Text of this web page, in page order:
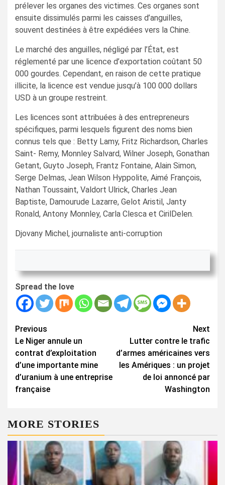
prélever les organes des victimes. Ces organes sont
ensuite dissimulés parmi les caisses d’anguilles,
souvent destinées à être expédiées vers la Chine.
Le marché des anguilles, négligé par l’État, est
réglementé par une licence d’exportation coûtant 50
000 gourdes. Cependant, en raison de cette pratique
illicite, la licence est vendue jusqu’à 100 000 dollars
USD à un groupe restreint.
Les licences sont attribuées à des entrepreneurs
spécifiques, parmi lesquels figurent des noms bien
connus tels que : Betty Lamy, Fritz Richardson, Charles
Saint- Remy, Monnley Salvard, Wilner Joseph, Gonathan
Getant, Guyto Joseph, Frantz Fontaine, Alain Simon,
Serge Delmas, Jean Wilson Hyppolite, Aimé François,
Nathan Toussaint, Valdort Ulrick, Charles Jean
Baptiste, Damourude Lazarre, Gelot Aristil, Janty
Ronald, Antony Monnley, Carla Clesca et CirilDelen.
Djovany Michel, journaliste anti-corruption
Spread the love
Continue
Reading
Previous
Le Niger annule un
contrat d’exploitation
d’une importante mine
d’uranium à une entreprise
française
Next
Lutter contre le trafic
d’armes américaines vers
les Amériques : un projet
de loi annoncé par
Washington
MORE STORIES